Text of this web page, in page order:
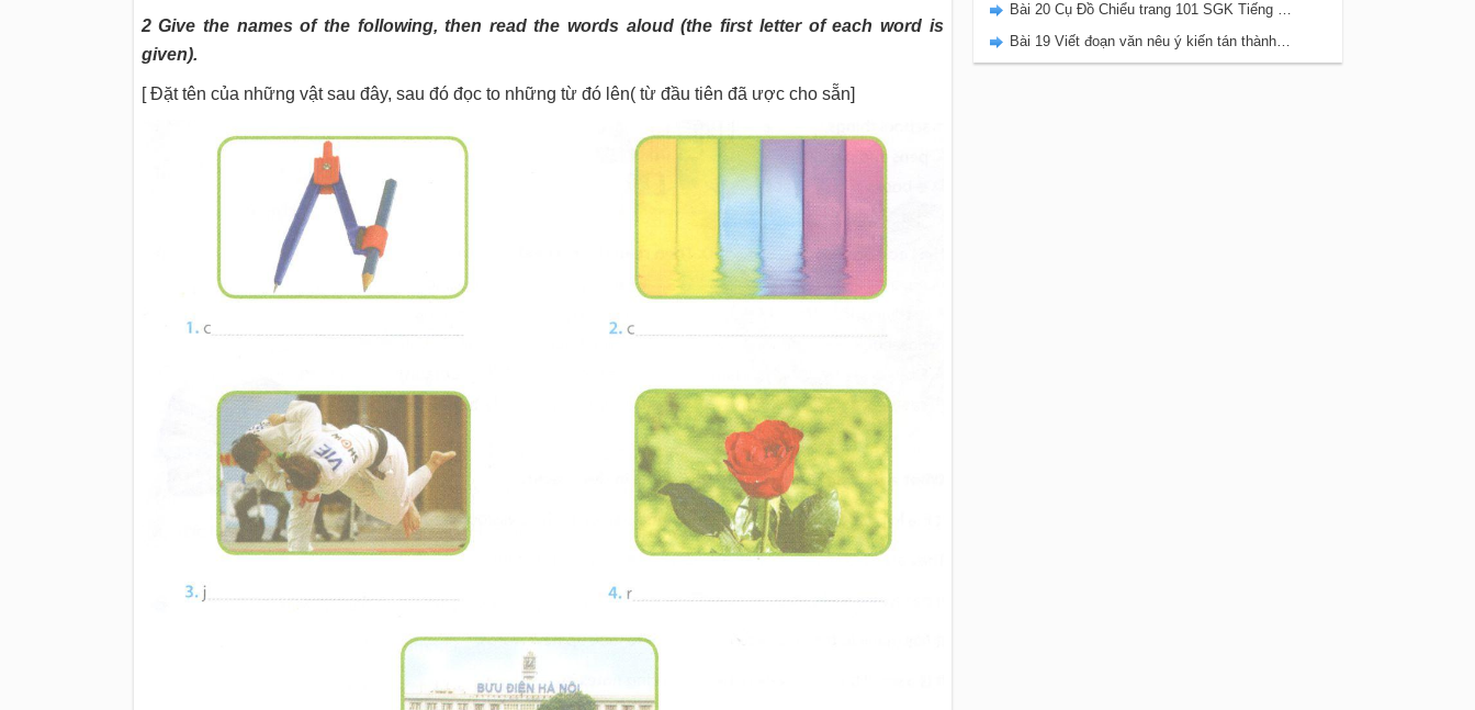
2 Give the names of the following, then read the words aloud (the first letter of each word is
given).
[ Đặt tên của những vật sau đây, sau đó đọc to những từ đó lên( từ đầu tiên đã ược cho sẵn]
Bài 20 Cụ Đồ Chiểu trang 101 SGK Tiếng Việt 5 Kết nối tri thức tập 2
Bài 19 Viết đoạn văn nêu ý kiến tán thành một sự việc, hiện tượng (Bài viết số 1) trang 100 SGK Tiếng Việt 5 Kết nối tri thức tập 2